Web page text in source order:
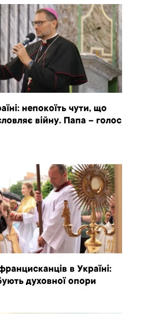
непокоїть чути, що
війну. Папа – голос
в Україні:
духовної опори